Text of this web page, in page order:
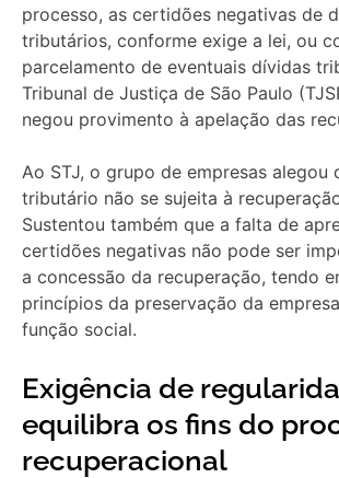
processo, as certidões negativas de
tributários, conforme exige a lei, ou
parcelamento de eventuais dívidas
Tribunal de Justiça de São Paulo
negou provimento à apelação das
Ao STJ, o grupo de empresas alegou
tributário não se sujeita à
Sustentou também que a falta de
certidões negativas não pode ser
a concessão da recuperação, tendo
princípios da preservação da
função social.
Exigência de
equilibra os fins do
recuperacional